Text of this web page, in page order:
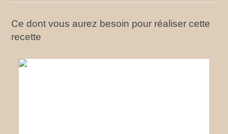
Ce dont vous aurez besoin pour réaliser cette
recette